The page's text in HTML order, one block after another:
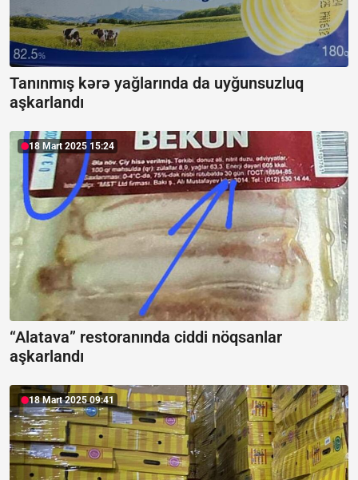
Tanınmış kərə yağlarında da uyğunsuzluq
aşkarlandı
18 Mart 2025 15:24
“Alatava” restoranında ciddi nöqsanlar
aşkarlandı
18 Mart 2025 09:41